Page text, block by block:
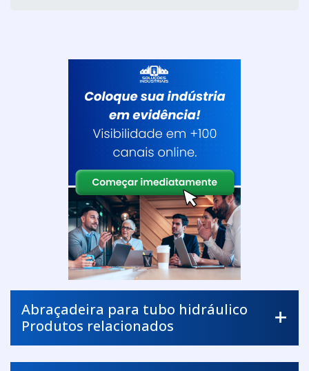
Abraçadeira para tubo hidráulico
Produtos relacionados